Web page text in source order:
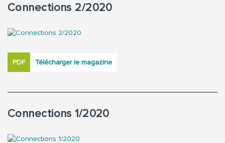
Connections 2/2020
PDF Télécharger le magazine
Connections 1/2020